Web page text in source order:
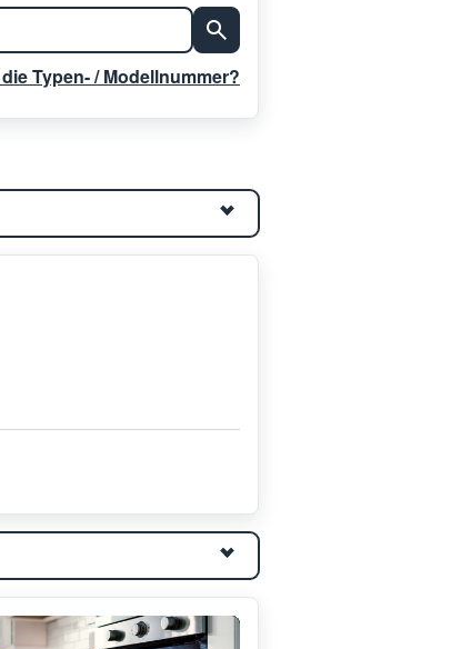
Typen- / Modellnummer?